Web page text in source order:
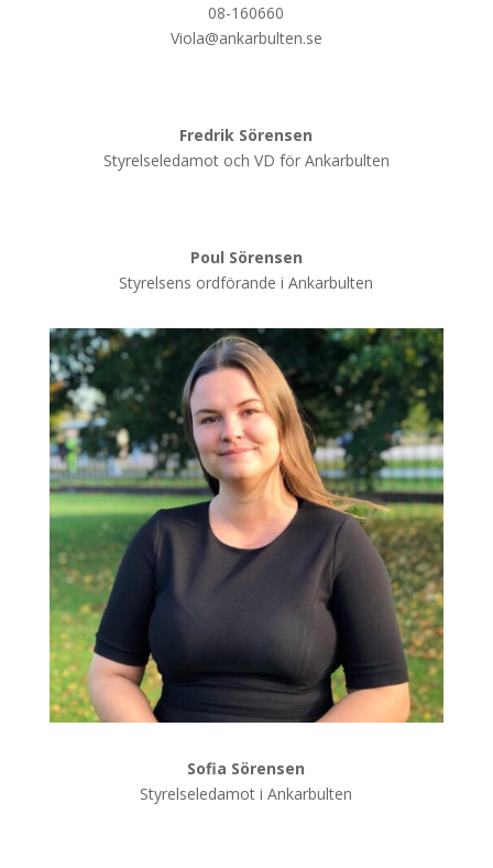
08-160660
Viola@ankarbulten.se
Fredrik Sörensen
Styrelseledamot och VD för Ankarbulten
Poul Sörensen
Styrelsens ordförande i Ankarbulten
Sofia Sörensen
Styrelseledamot i Ankarbulten